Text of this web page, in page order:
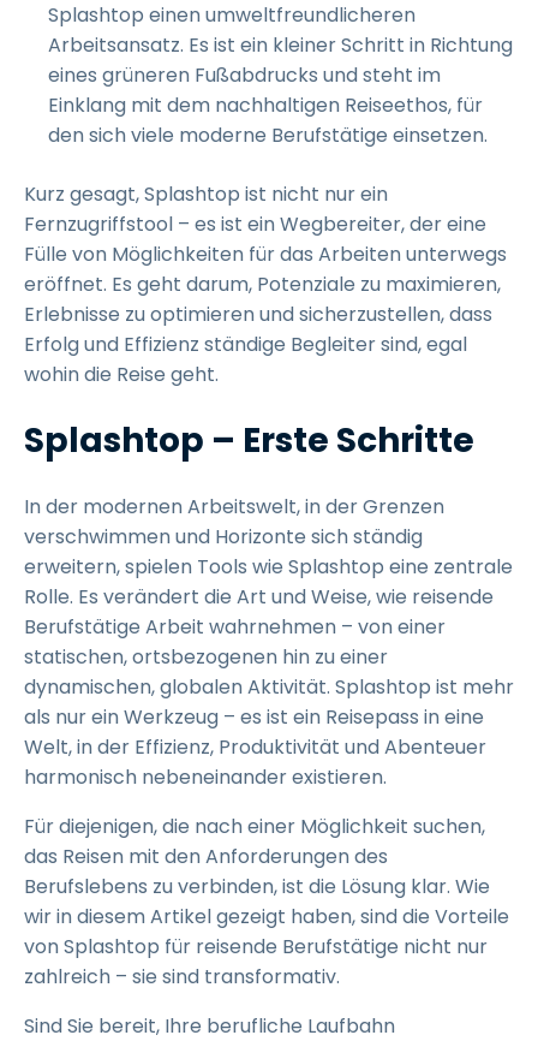
Splashtop einen umweltfreundlicheren
Arbeitsansatz. Es ist ein kleiner Schritt in Richtung
eines grüneren Fußabdrucks und steht im
Einklang mit dem nachhaltigen Reiseethos, für
den sich viele moderne Berufstätige einsetzen.
Kurz gesagt, Splashtop ist nicht nur ein
Fernzugriffstool – es ist ein Wegbereiter, der eine
Fülle von Möglichkeiten für das Arbeiten unterwegs
eröffnet. Es geht darum, Potenziale zu maximieren,
Erlebnisse zu optimieren und sicherzustellen, dass
Erfolg und Effizienz ständige Begleiter sind, egal
wohin die Reise geht.
Splashtop – Erste Schritte
In der modernen Arbeitswelt, in der Grenzen
verschwimmen und Horizonte sich ständig
erweitern, spielen Tools wie Splashtop eine zentrale
Rolle. Es verändert die Art und Weise, wie reisende
Berufstätige Arbeit wahrnehmen – von einer
statischen, ortsbezogenen hin zu einer
dynamischen, globalen Aktivität. Splashtop ist mehr
als nur ein Werkzeug – es ist ein Reisepass in eine
Welt, in der Effizienz, Produktivität und Abenteuer
harmonisch nebeneinander existieren.
Für diejenigen, die nach einer Möglichkeit suchen,
das Reisen mit den Anforderungen des
Berufslebens zu verbinden, ist die Lösung klar. Wie
wir in diesem Artikel gezeigt haben, sind die Vorteile
von Splashtop für reisende Berufstätige nicht nur
zahlreich – sie sind transformativ.
Sind Sie bereit, Ihre berufliche Laufbahn